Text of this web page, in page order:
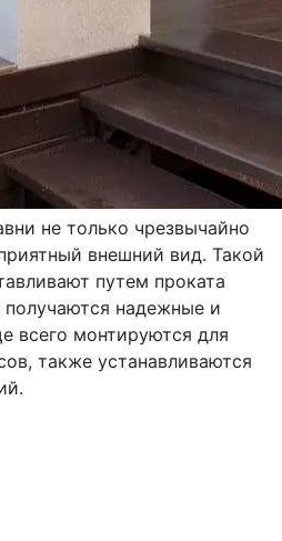
не только чрезвычайно
внешний вид. Такой
путем проката
надежные и
всего монтируются для
также устанавливаются